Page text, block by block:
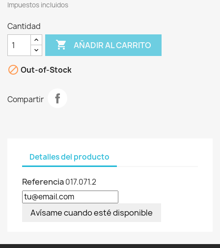
Impuestos incluidos
Cantidad
 AÑADIR AL CARRITO
 Out-of-Stock
Compartir
Detalles del producto
Referencia017.071.2
Avísame cuando esté disponible